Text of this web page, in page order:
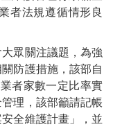
者法規遵循情形良
眾關注議題，為強
防護措施，該部自
者家數一定比率實
理，該部籲請記帳
全維護計畫」，並